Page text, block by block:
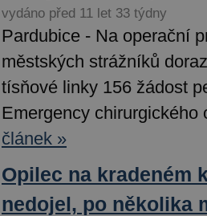
vydáno před 11 let 33 týdny
Pardubice - Na operační
městských strážníků
tísňové linky 156 žádost
Emergency chirurgického
článek »
Opilec na kradeném
nedojel, po několika